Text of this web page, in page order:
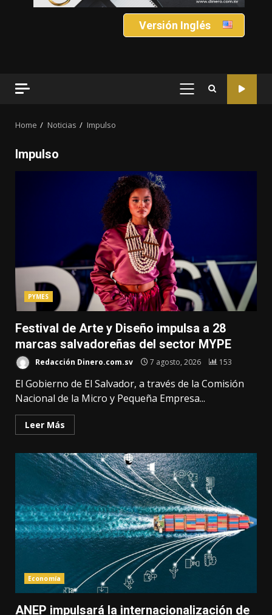
Versión Inglés
PRIMARY
Home Noticias Impulso
Impulso
PYMES
Festival de Arte y Diseño impulsa a 28
marcas salvadoreñas del sector MYPE
Redacción Dinero.com.sv 7 agosto, 2026 153
El Gobierno de El Salvador, a través de la Comisión
Nacional de la Micro y Pequeña Empresa...
Leer Más
Economía
ANEP impulsará la internacionalización de